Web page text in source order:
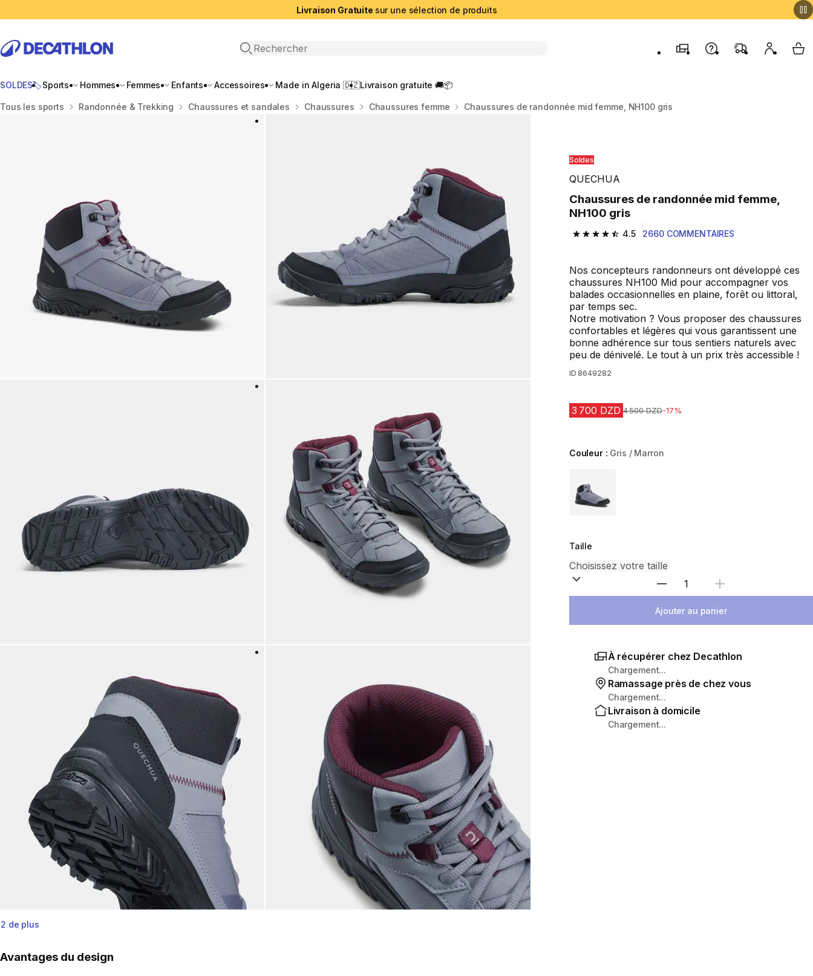
Livraison Gratuite sur une sélection de produits
Recherche ouverte
MagasinsContactez-nous
FAQ Mon My
SOLDES🏷️Sports Hommes Femmes Enfants Accessoires Made in Algeria 🇩🇿Livraison gratuite 🚚📦
Accueil
Tous les sports Randonnée & Trekking Chaussures et sandales Chaussures Chaussures femme Chaussures de randonnée mid femme, NH100 gris
2 de plus
Soldes
QUECHUA
Chaussures de randonnée mid femme,
NH100 gris
4.5
4.5 out of 5 stars from 2660 reviews
2660 COMMENTAIRES
Nos concepteurs randonneurs ont développé ces
chaussures NH100 Mid pour accompagner vos
balades occasionnelles en plaine, forêt ou littoral,
par temps sec.
Notre motivation ? Vous proposer des chaussures
confortables et légères qui vous garantissent une
bonne adhérence sur tous sentiers naturels avec
peu de dénivelé. Le tout à un prix très accessible !
ID 8649282
3 700 DZD Prix avant la réduction
4 500 DZD-17%
Couleur : Gris / Marron
Taille
Sélectionnez la quantité
Ajouter au panier
À récupérer chez Decathlon
Chargement...
Ramassage près de chez vous
Chargement...
Livraison à domicile
Chargement...
Avantages du design